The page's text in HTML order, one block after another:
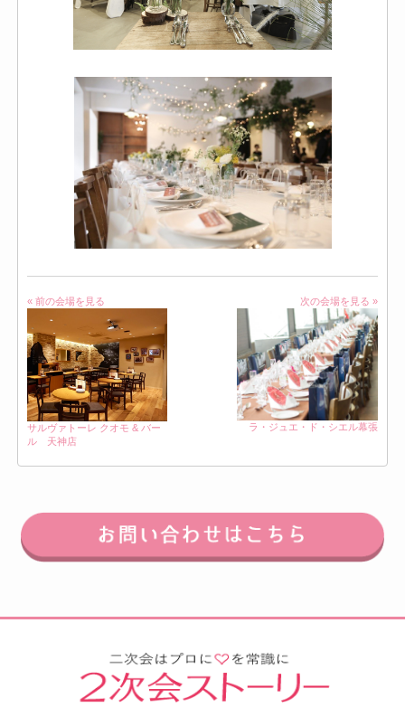
« 前の会場を見る
サルヴァトーレ クオモ & バー
ル 天神店
次の会場を見る »
ラ・ジュエ・ド・シエル幕張